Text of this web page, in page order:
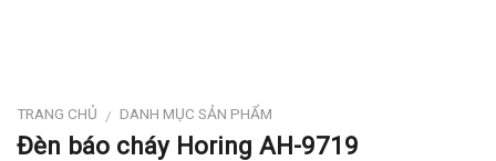
TRANG CHỦ / DANH MỤC SẢN PHẨM
Đèn báo cháy Horing AH-9719